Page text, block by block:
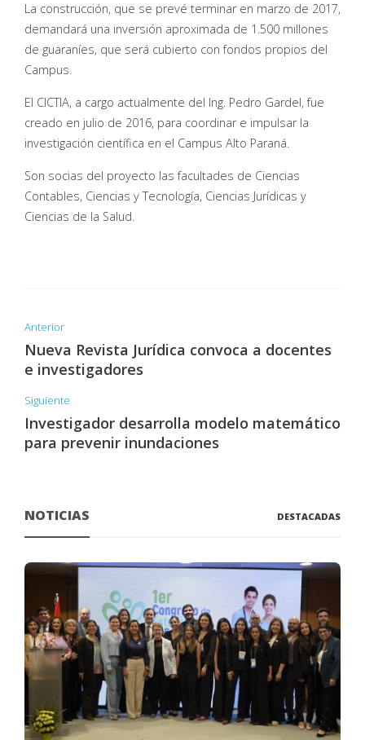
La construcción, que se prevé terminar en marzo de 2017,
demandará una inversión aproximada de 1.500 millones
de guaraníes, que será cubierto con fondos propios del
Campus.
El CICTIA, a cargo actualmente del Ing. Pedro Gardel, fue
creado en julio de 2016, para coordinar e impulsar la
investigación científica en el Campus Alto Paraná.
Son socias del proyecto las facultades de Ciencias
Contables, Ciencias y Tecnología, Ciencias Jurídicas y
Ciencias de la Salud.
Anterior
Nueva Revista Jurídica convoca a docentes
e investigadores
Siguiente
Investigador desarrolla modelo matemático
para prevenir inundaciones
NOTICIAS DESTACADAS